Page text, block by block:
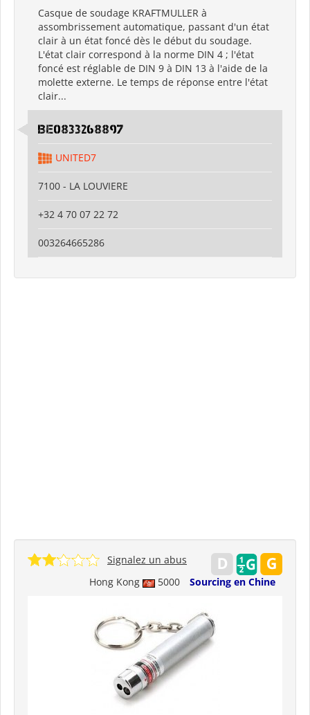
Casque de soudage KRAFTMULLER à
assombrissement automatique, passant d'un état
clair à un état foncé dès le début du soudage.
L'état clair correspond à la norme DIN 4 ; l'état
foncé est réglable de DIN 9 à DIN 13 à l'aide de la
molette externe. Le temps de réponse entre l'état
clair...
BE0833268897
UNITED7
7100 - LA LOUVIERE
+32 4 70 07 22 72
003264665286
Hong Kong 5000 Sourcing en Chine
Signalez un abus